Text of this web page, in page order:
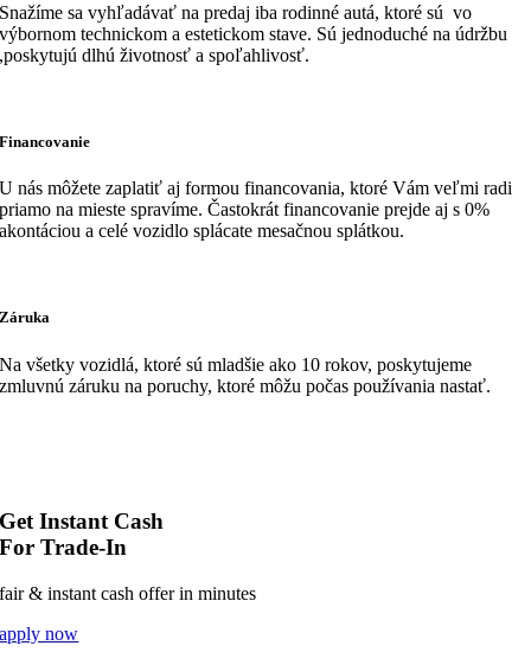
Snažíme sa vyhľadávať na predaj iba rodinné autá, ktoré sú vo
výbornom technickom a estetickom stave. Sú jednoduché na údržbu
,poskytujú dlhú životnosť a spoľahlivosť.
Financovanie
U nás môžete zaplatiť aj formou financovania, ktoré Vám veľmi radi
priamo na mieste spravíme. Častokrát financovanie prejde aj s 0%
akontáciou a celé vozidlo splácate mesačnou splátkou.
Záruka
Na všetky vozidlá, ktoré sú mladšie ako 10 rokov, poskytujeme
zmluvnú záruku na poruchy, ktoré môžu počas používania nastať.
Get Instant Cash
For Trade-In
fair & instant cash offer in minutes
apply now